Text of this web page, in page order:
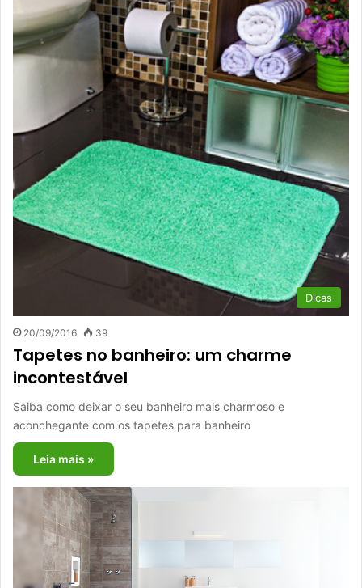
Dicas
20/09/2016 39
Tapetes no banheiro: um charme
incontestável
Saiba como deixar o seu banheiro mais charmoso e
aconchegante com os tapetes para banheiro
Leia mais »